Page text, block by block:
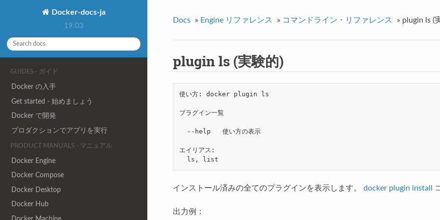
Docker-docs-ja
19.03
GUIDES - ガイド
Docker の入手
Get started - 始めましょう
Docker で開発
プロダクションでアプリを実行
PRODUCT MANUALS - マニュアル
Docker Engine
Docker Compose
Docker Desktop
Docker Hub
Docs » Engine リファレンス » コマンドライン・リファレンス » plugin ls (
plugin ls (実験的)
使い方: docker plugin ls
プラグイン一覧
  --help   使い方の表示
エイリアス:
インストール済みの全てのプラグインを表示します。 docker plugin install
出力例：